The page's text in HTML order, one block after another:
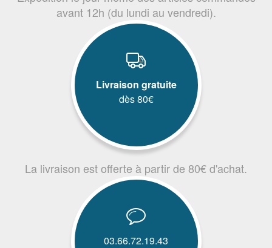
avant 12h (du lundi au vendredi).
Livraison gratuite
dès 80€
La livraison est offerte à partir de 80€ d'achat.
03.66.72.19.43